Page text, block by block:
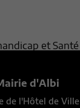
et Santé
d'Albi
de l'Hôtel de Ville